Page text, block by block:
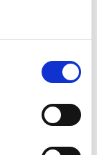
de
in de